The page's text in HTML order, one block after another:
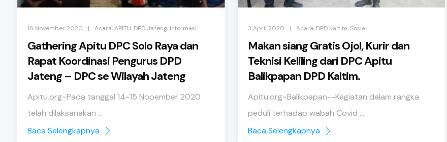
16 November 2020 | Acara,APITU, DPD Jateng, Informasi
Gathering Apitu DPC Solo Raya dan
Rapat Koordinasi Pengurus DPD
Jateng – DPC se Wilayah Jateng
Apitu.org~Pada tanggal 14-15 Nopember 2020
telah dilaksanakan ...
Baca Selengkapnya
3 April 2020 | Acara, DPD Kaltim,Sosial
Makan siang Gratis Ojol, Kurir dan
Teknisi Keliling dari DPC Apitu
Balikpapan DPD Kaltim.
Apitu.org~Balikpapan--Kegiatan dalam rangka
peduli terhadap wabah Covid ...
Baca Selengkapnya